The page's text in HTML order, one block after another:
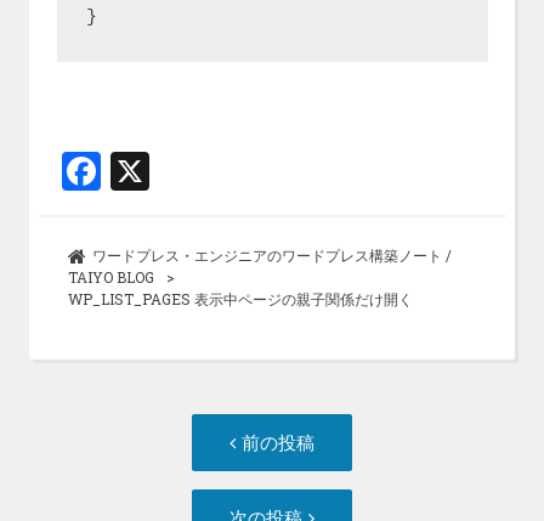
F
a
ce
b
o
X
ワードプレス・エンジニアのワードプレス構築ノート /
TAIYO BLOG
WP_LIST_PAGES 表示中ページの親子関係だけ開く
前の投稿
の